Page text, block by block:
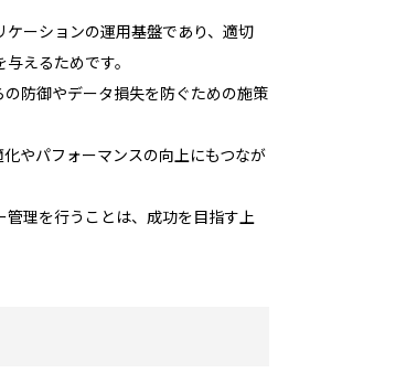
ーションの運用基盤であり、適切
えるためです。
防御やデータ損失を防ぐための施策
やパフォーマンスの向上にもつなが
理を行うことは、成功を目指す上